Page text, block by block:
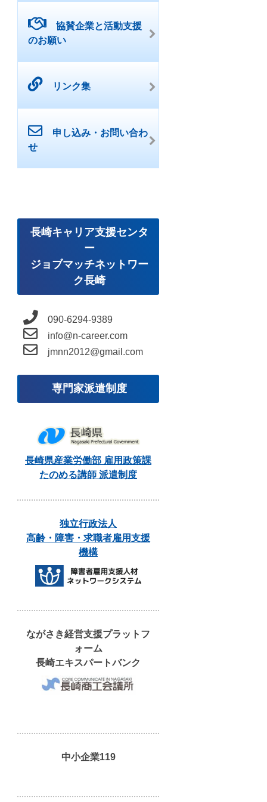
協賛企業と活動支援
のお願い
リンク集
申し込み・お問い合わ
せ
長崎キャリア支援センタ
ー
ジョブマッチネットワー
ク長崎
090-6294-9389
info@n-career.com
jmnn2012@gmail.com
専門家派遣制度
長崎県産業労働部 雇用政策課
たのめる講師 派遣制度
独立行政法人
高齢・障害・求職者雇用支援
機構
ながさき経営支援プラットフ
ォーム
長崎エキスパートバンク
中小企業119